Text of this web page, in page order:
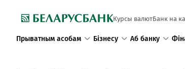
Курсы валютБанк на
Прыватным асобам Бізнесу Аб банку